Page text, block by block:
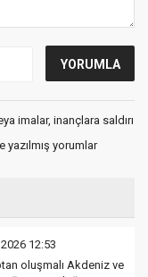
imalar, inançlara saldırı
yazılmış yorumlar
12:53
oluşmalı Akdeniz ve